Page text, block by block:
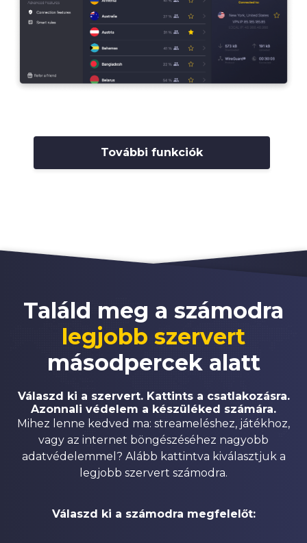
További funkciók
Találd meg a számodra
legjobb szervert
másodpercek alatt
Válaszd ki a szervert. Kattints a csatlakozásra.
Azonnali védelem a készüléked számára.
Mihez lenne kedved ma: streameléshez, játékhoz,
vagy az internet böngészéséhez nagyobb
adatvédelemmel? Alább kattintva kiválasztjuk a
legjobb szervert számodra.
Válaszd ki a számodra megfelelőt: